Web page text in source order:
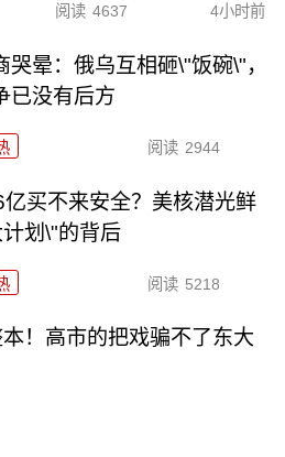
阅读 4637 4小时前
哭晕：俄乌互相砸\"饭碗\"，
已没有后方
阅读 2944
亿买不来安全？美核潜光鲜
划\"的背后
阅读 5218
！高市的把戏骗不了东大